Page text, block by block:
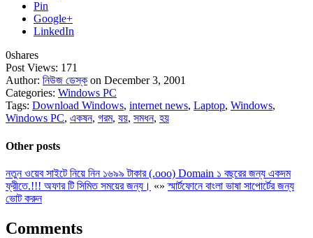
Pin
Google+
LinkedIn
0shares
Post Views: 171
Author: নিউজ ডেস্ক on December 3, 2001
Categories: Windows PC
Tags: Download Windows, internet news, Laptop, Windows,
Windows PC, একষন, গরম, যয়, সমধন, হয়
Other posts
নতুন ওয়েব সাইটে নিয়ে নিন ১৬৯৯ টাকার (.ooo) Domain ১ বছরের জন্য একদম
ফ্রীতে.!!! অফার টি সিমিত সময়ের জন্য। «»স্মার্টফোনে বাংলা ভাষা সাপোর্টের জন্য
ভোট করুন
Comments